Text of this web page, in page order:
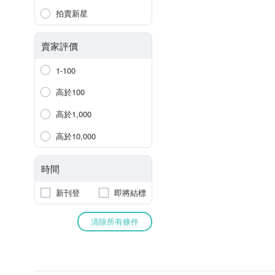
拍賣新星
賣家評價
1-100
高於100
高於1,000
高於10,000
時間
新刊登 即將結標
清除所有條件